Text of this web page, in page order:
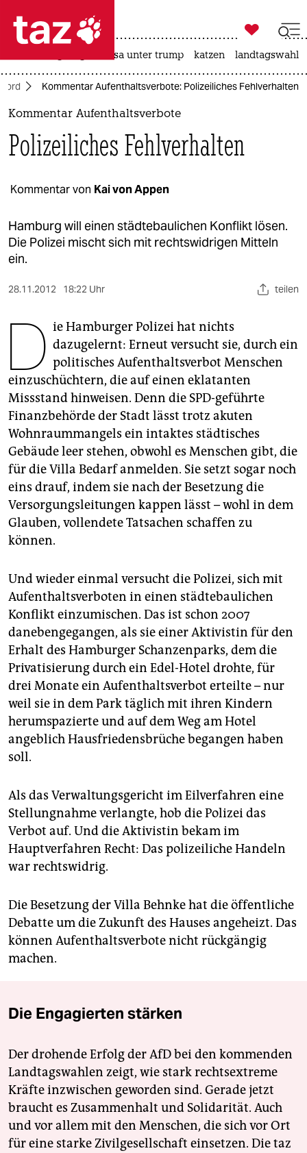
 taz zahl ich
taz zahl ich
politik
öko
gesellschaft
kultur
wahrheit
verlag
verlag
veranstaltungen
shop
fragen & hilfe
unterstützen
genossenschaft
epaper login

taz zahl ich
usa unter trump katzen landtagswahl
Nord Kommentar Aufenthaltsverbote: Polizeiliches Fehlverhalten
Kommentar Aufenthaltsverbote
Polizeiliches Fehlverhalten
Kommentar von Kai von Appen
Hamburg will einen städtebaulichen Konflikt lösen.
Die Polizei mischt sich mit rechtswidrigen Mitteln
ein.
28.11.2012 18:22 Uhr teilen
D ie Hamburger Polizei hat nichts
dazugelernt: Erneut versucht sie, durch ein
politisches Aufenthaltsverbot Menschen
einzuschüchtern, die auf einen eklatanten
Missstand hinweisen. Denn die SPD-geführte
Finanzbehörde der Stadt lässt trotz akuten
Wohnraummangels ein intaktes städtisches
Gebäude leer stehen, obwohl es Menschen gibt, die
für die Villa Bedarf anmelden. Sie setzt sogar noch
eins drauf, indem sie nach der Besetzung die
Versorgungsleitungen kappen lässt – wohl in dem
Glauben, vollendete Tatsachen schaffen zu
können.
Und wieder einmal versucht die Polizei, sich mit
Aufenthaltsverboten in einen städtebaulichen
Konflikt einzumischen. Das ist schon 2007
danebengegangen, als sie einer Aktivistin für den
Erhalt des Hamburger Schanzenparks, dem die
Privatisierung durch ein Edel-Hotel drohte, für
drei Monate ein Aufenthaltsverbot erteilte – nur
weil sie in dem Park täglich mit ihren Kindern
herumspazierte und auf dem Weg am Hotel
angeblich Hausfriedensbrüche begangen haben
soll.
Als das Verwaltungsgericht im Eilverfahren eine
Stellungnahme verlangte, hob die Polizei das
Verbot auf. Und die Aktivistin bekam im
Hauptverfahren Recht: Das polizeiliche Handeln
war rechtswidrig.
Die Besetzung der Villa Behnke hat die öffentliche
Debatte um die Zukunft des Hauses angeheizt. Das
können Aufenthaltsverbote nicht rückgängig
machen.
Die Engagierten stärken
Der drohende Erfolg der AfD bei den kommenden
Landtagswahlen zeigt, wie stark rechtsextreme
Kräfte inzwischen geworden sind. Gerade jetzt
braucht es Zusammenhalt und Solidarität. Auch
und vor allem mit den Menschen, die sich vor Ort
für eine starke Zivilgesellschaft einsetzen. Die taz